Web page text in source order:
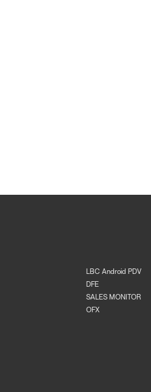
LBC Android PDV
DFE
SALES MONITOR
OFX